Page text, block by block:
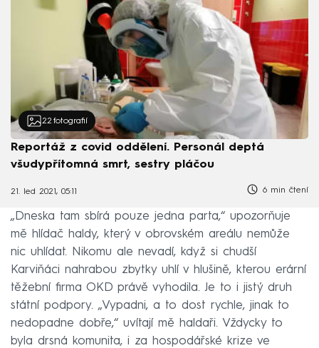
22 fotografií
Reportáž z covid oddělení. Personál deptá
všudypřítomná smrt, sestry pláčou
21. led 2021, 05:11 6 min čtení
„Dneska tam sbírá pouze jedna parta,“ upozorňuje
mě hlídač haldy, který v obrovském areálu nemůže
nic uhlídat. Nikomu ale nevadí, když si chudší
Karviňáci nahrabou zbytky uhlí v hlušině, kterou erární
těžební firma OKD právě vyhodila. Je to i jistý druh
státní podpory. „Vypadni, a to dost rychle, jinak to
nedopadne dobře,“ uvítají mě haldaři. Vždycky to
byla drsná komunita, i za hospodářské krize ve